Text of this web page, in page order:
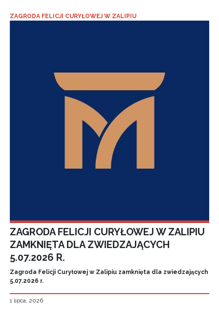
ZAGRODA FELICJI CURYŁOWEJ W ZALIPIU
ZAGRODA FELICJI CURYŁOWEJ W ZALIPIU
ZAMKNIĘTA DLA ZWIEDZAJĄCYCH
5.07.2026 R.
Zagroda Felicji Curyłowej w Zalipiu zamknięta dla zwiedzających
5.07.2026 r.
1 lipca, 2026